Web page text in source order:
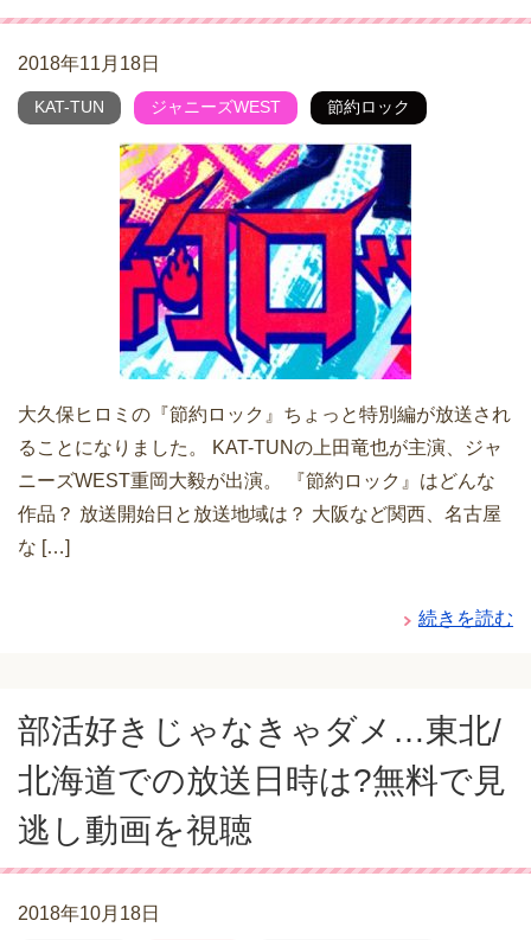
2018年11月18日
KAT-TUN ジャニーズWEST 節約ロック
大久保ヒロミの『節約ロック』ちょっと特別編が放送され
ることになりました。 KAT-TUNの上田竜也が主演、ジャ
ニーズWEST重岡大毅が出演。 『節約ロック』はどんな
作品？ 放送開始日と放送地域は？ 大阪など関西、名古屋
な […]
続きを読む
部活好きじゃなきゃダメ…東北/
北海道での放送日時は?無料で見
逃し動画を視聴
2018年10月18日